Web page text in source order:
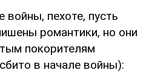
пехоте, пусть
романтики, но они
покорителям
в начале войны):